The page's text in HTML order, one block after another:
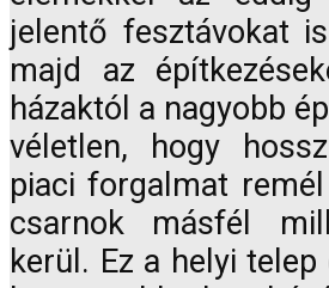
jelentő fesztávokat
majd az
házaktól a nagyobb
véletlen, hogy
piaci forgalmat
csarnok másfél
kerül. Ez a helyi